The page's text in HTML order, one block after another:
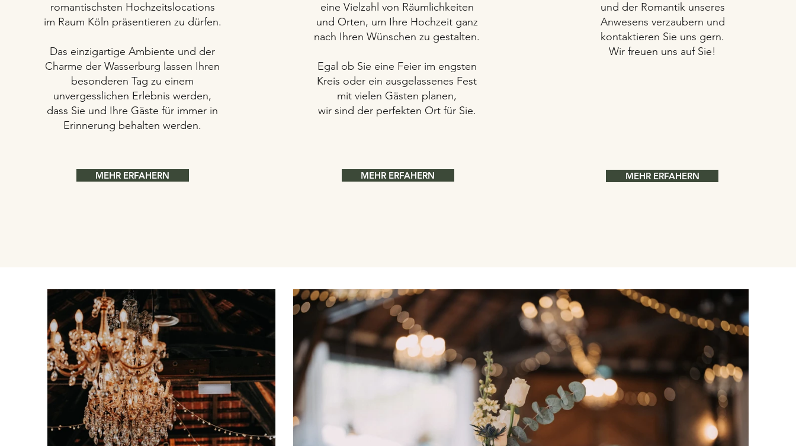
romantischsten Hochzeitslocations
im Raum Köln präsentieren zu dürfen.
Das einzigartige Ambiente und der
Charme der Wasserburg lassen Ihren
besonderen Tag zu einem
unvergesslichen Erlebnis werden,
dass Sie und Ihre Gäste für immer in
Erinnerung behalten werden.
MEHR ERFAHERN
eine Vielzahl von Räumlichkeiten
und Orten, um Ihre Hochzeit ganz
nach Ihren Wünschen zu gestalten.
Egal ob Sie eine Feier im engsten
Kreis oder ein ausgelassenes Fest
mit vielen Gästen planen,
wir sind der perfekten Ort für Sie.
MEHR ERFAHERN
und der Romantik unseres
Anwesens verzaubern und
kontaktieren Sie uns gern.
Wir freuen uns auf Sie!
MEHR ERFAHERN